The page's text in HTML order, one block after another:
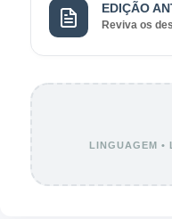
EDIÇÃO
Reviva os
LINGUAGEM •